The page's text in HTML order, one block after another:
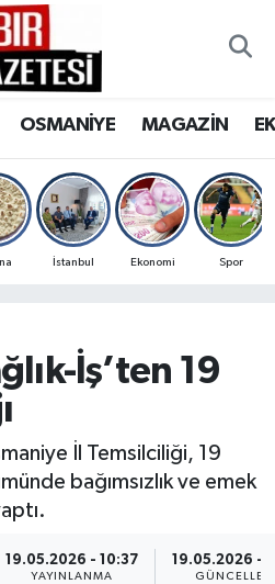
OSMANİYE MAGAZİN
İstanbul Ekonomi Spor
İş’ten 19
İl Temsilciliği, 19
bağımsızlık ve emek
19.05.2026 - 10:37
YAYINLANMA
19.05.2026 -
Eczaneler
Haritası
ve Fikstür